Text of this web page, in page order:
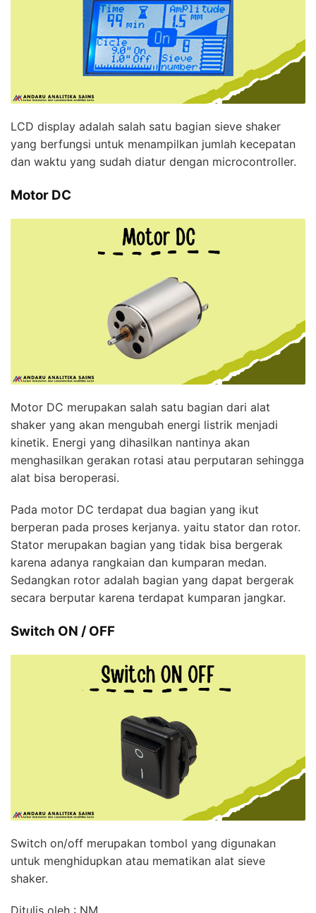
LCD display adalah salah satu bagian sieve shaker
yang berfungsi untuk menampilkan jumlah kecepatan
dan waktu yang sudah diatur dengan microcontroller.
Motor DC
Motor DC merupakan salah satu bagian dari alat
shaker yang akan mengubah energi listrik menjadi
kinetik. Energi yang dihasilkan nantinya akan
menghasilkan gerakan rotasi atau perputaran sehingga
alat bisa beroperasi.
Pada motor DC terdapat dua bagian yang ikut
berperan pada proses kerjanya. yaitu stator dan rotor.
Stator merupakan bagian yang tidak bisa bergerak
karena adanya rangkaian dan kumparan medan.
Sedangkan rotor adalah bagian yang dapat bergerak
secara berputar karena terdapat kumparan jangkar.
Switch ON / OFF
Switch on/off merupakan tombol yang digunakan
untuk menghidupkan atau mematikan alat sieve
shaker.
Ditulis oleh : NM